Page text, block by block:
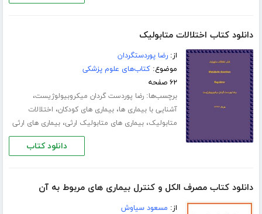
دانلود کتاب اختلالات متابولیک
از:رضا پوردستگردان
موضوع:کتاب‌های علوم پزشکی
۶۲ صفحه
برچسب‌ها:رضا پوردست گردان میکروبیولوژیست،
آشنایی با بیماری ها،بیماری های کودکان، اختلالات
متابولیک،بیماری های متابولیک ارثی،بیماری های ارثی
دانلود کتاب
دانلود کتاب مصرف الکل و کنترل بیماری های مربوط به آن
از: مسعود سیاوش